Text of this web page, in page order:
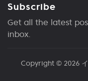
Subscribe
Get all the latest
inbox.
Copyright © 2026